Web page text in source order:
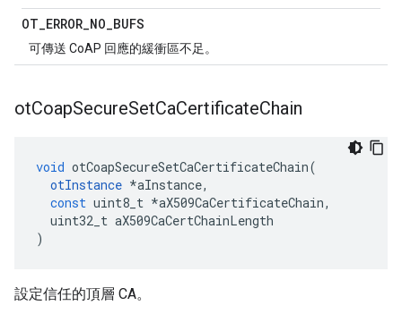
OT_ERROR_NO_BUFS
可傳送 CoAP 回應的緩衝區不足。
otCoapSecureSetCaCertificateChain
void otCoapSecureSetCaCertificateChain(
otInstance *aInstance,
const uint8_t *aX509CaCertificateChain,
uint32_t aX509CaCertChainLength
)
設定信任的頂層 CA。